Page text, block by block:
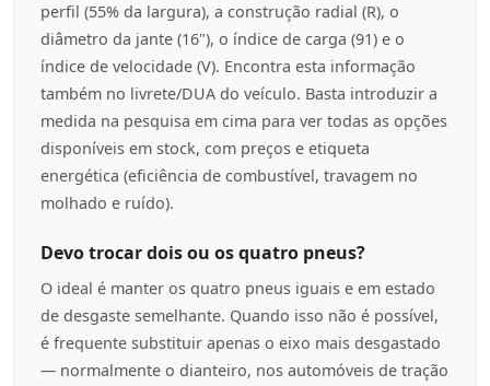
perfil (55% da largura), a construção radial (R), o
diâmetro da jante (16"), o índice de carga (91) e o
índice de velocidade (V). Encontra esta informação
também no livrete/DUA do veículo. Basta introduzir a
medida na pesquisa em cima para ver todas as opções
disponíveis em stock, com preços e etiqueta
energética (eficiência de combustível, travagem no
molhado e ruído).
Devo trocar dois ou os quatro pneus?
O ideal é manter os quatro pneus iguais e em estado
de desgaste semelhante. Quando isso não é possível,
é frequente substituir apenas o eixo mais desgastado
— normalmente o dianteiro, nos automóveis de tração